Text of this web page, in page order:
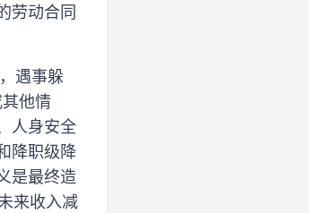
劳动合同
遇事躲
他情
人身安全
降职级降
是最终造
来收入减